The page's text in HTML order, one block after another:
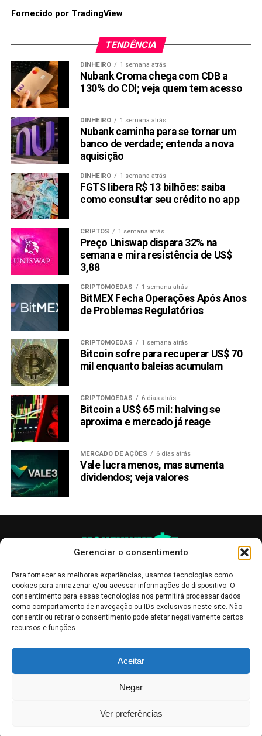
Gerenciar o consentimento
Para fornecer as melhores experiências, usamos tecnologias como
cookies para armazenar e/ou acessar informações do dispositivo. O
consentimento para essas tecnologias nos permitirá processar dados
como comportamento de navegação ou IDs exclusivos neste site. Não
consentir ou retirar o consentimento pode afetar negativamente certos
recursos e funções.
Aceitar
Negar
Ver preferências
Fornecido por TradingView
TENDÊNCIA
DINHEIRO 1 semana atrás
Nubank Croma chega com CDB a
130% do CDI; veja quem tem acesso
DINHEIRO 1 semana atrás
Nubank caminha para se tornar um
banco de verdade; entenda a nova
aquisição
DINHEIRO 1 semana atrás
FGTS libera R$ 13 bilhões: saiba
como consultar seu crédito no app
CRIPTOS 1 semana atrás
Preço Uniswap dispara 32% na
semana e mira resistência de US$
3,88
CRIPTOMOEDAS 1 semana atrás
BitMEX Fecha Operações Após Anos
de Problemas Regulatórios
CRIPTOMOEDAS 1 semana atrás
Bitcoin sofre para recuperar US$ 70
mil enquanto baleias acumulam
CRIPTOMOEDAS 6 dias atrás
Bitcoin a US$ 65 mil: halving se
aproxima e mercado já reage
MERCADO DE AÇÕES 6 dias atrás
Vale lucra menos, mas aumenta
dividendos; veja valores
informativo, servindo como boletins de divulgação, e não devem ser
interpretadas como recomendações de investimento.Leia mais
Bolsa de Valores